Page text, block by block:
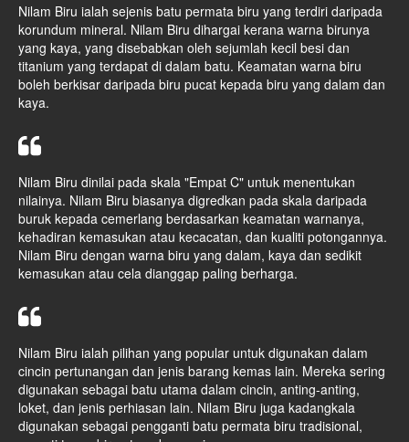
Nilam Biru ialah sejenis batu permata biru yang terdiri daripada
korundum mineral. Nilam Biru dihargai kerana warna birunya
yang kaya, yang disebabkan oleh sejumlah kecil besi dan
titanium yang terdapat di dalam batu. Keamatan warna biru
boleh berkisar daripada biru pucat kepada biru yang dalam dan
kaya.
Nilam Biru dinilai pada skala "Empat C" untuk menentukan
nilainya. Nilam Biru biasanya digredkan pada skala daripada
buruk kepada cemerlang berdasarkan keamatan warnanya,
kehadiran kemasukan atau kecacatan, dan kualiti potongannya.
Nilam Biru dengan warna biru yang dalam, kaya dan sedikit
kemasukan atau cela dianggap paling berharga.
Nilam Biru ialah pilihan yang popular untuk digunakan dalam
cincin pertunangan dan jenis barang kemas lain. Mereka sering
digunakan sebagai batu utama dalam cincin, anting-anting,
loket, dan jenis perhiasan lain. Nilam Biru juga kadangkala
digunakan sebagai pengganti batu permata biru tradisional,